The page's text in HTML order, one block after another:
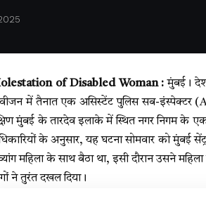
of Disabled Woman : मुंबई।
में तैनात एक असिस्टेंट पुलिस सब-इंस्पेक्टर
मुंबई के तारदेव इलाके में स्थित नगर निगम के
के अनुसार, यह घटना सोमवार को मुंबई
महिला के साथ बैठा था, इसी दौरान उसने
ने तुरंत दखल दिया।